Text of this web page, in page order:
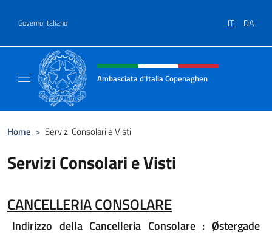
Governo Italiano IT DA
Intestazione sito, social e menù
Ambasciata d'Italia Copenaghen
Home > Servizi Consolari e Visti
Servizi Consolari e Visti
CANCELLERIA CONSOLARE
Indirizzo della Cancelleria Consolare : Østergade